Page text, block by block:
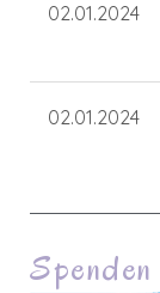
02.01.2024
02.01.2024